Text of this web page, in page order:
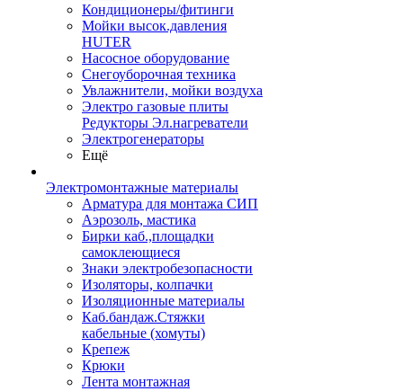
Кондиционеры/фитинги
Мойки высок.давления
HUTER
Насосное оборудование
Снегоуборочная техника
Увлажнители, мойки воздуха
Электро газовые плиты
Редукторы Эл.нагреватели
Электрогенераторы
Ещё
Электромонтажные материалы
Арматура для монтажа СИП
Аэрозоль, мастика
Бирки каб.,площадки
самоклеющиеся
Знаки электробезопасности
Изоляторы, колпачки
Изоляционные материалы
Каб.бандаж.Стяжки
кабельные (хомуты)
Крепеж
Крюки
Лента монтажная